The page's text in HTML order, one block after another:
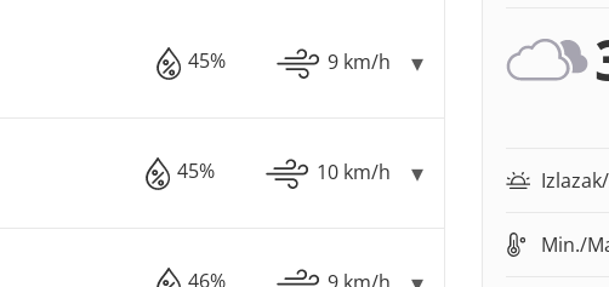
45% 9 km/h
45% 10 km/h
Min./